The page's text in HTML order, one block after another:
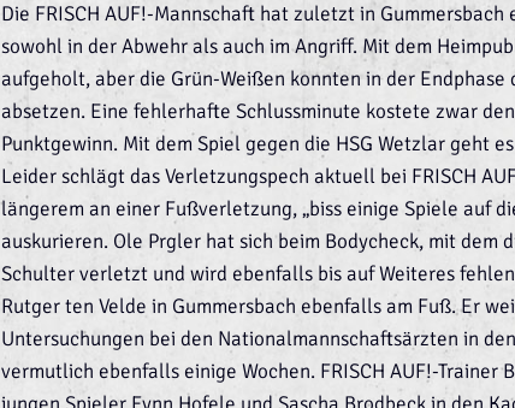
Die FRISCH AUF!-Mannschaft hat zuletzt in
sowohl in der Abwehr als auch im Angriff. Mit dem
aufgeholt, aber die Grün-Weißen konnten in der
absetzen. Eine fehlerhafte Schlussminute kostete zwar
Punktgewinn. Mit dem Spiel gegen die HSG Wetzlar geht
Leider schlägt das Verletzungspech aktuell bei FRISCH
längerem an einer Fußverletzung, „biss einige Spiele auf
auskurieren. Ole Prgler hat sich beim Bodycheck, mit dem
Schulter verletzt und wird ebenfalls bis auf Weiteres
Rutger ten Velde in Gummersbach ebenfalls am Fuß. Er
Untersuchungen bei den Nationalmannschaftsärzten in
vermutlich ebenfalls einige Wochen. FRISCH AUF!-Trainer